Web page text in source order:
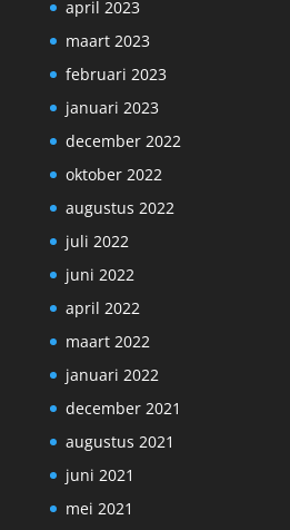
april 2023
maart 2023
februari 2023
januari 2023
december 2022
oktober 2022
augustus 2022
juli 2022
juni 2022
april 2022
maart 2022
januari 2022
december 2021
augustus 2021
juni 2021
mei 2021